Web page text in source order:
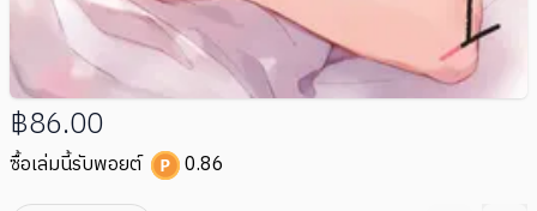
฿86.00
ซื้อเล่มนี้รับพอยต์ 0.86